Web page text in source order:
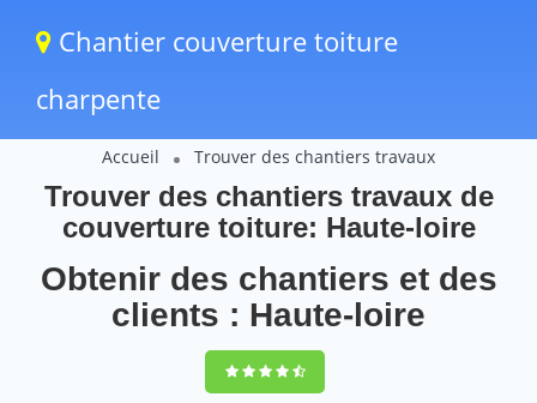
Chantier couverture toiture
charpente
Accueil Trouver des chantiers travaux
Trouver des chantiers travaux de
couverture toiture: Haute-loire
Obtenir des chantiers et des
clients : Haute-loire